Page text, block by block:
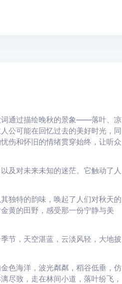
词通过描绘晚秋的景象——落叶、凉
公可能在回忆过去的美好时光，同
伤和怀旧的情绪贯穿始终，让听众
及对未来未知的迷茫。它触动了人
独特的韵味，唤起了人们对秋天的
黄的田野，感受那一份宁静与美
节，天空湛蓝，云淡风轻，大地披
色海洋，波光粼粼，稻谷低垂，仿
尽致，走在林间小道，落叶纷飞，